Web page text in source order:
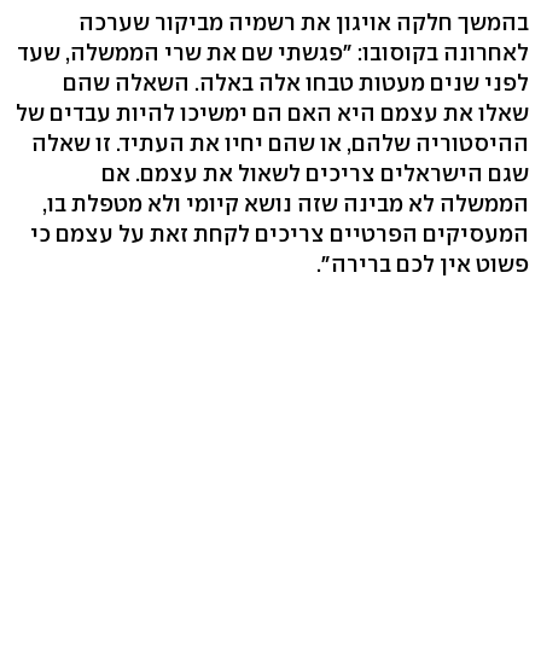
בהמשך חלקה אויגון את רשמיה מביקור שערכה
לאחרונה בקוסובו: "פגשתי שם את שרי הממשלה, שעד
לפני שנים מעטות טבחו אלה באלה. השאלה שהם
שאלו את עצמם היא האם הם ימשיכו להיות עבדים של
ההיסטוריה שלהם, או שהם יחיו את העתיד. זו שאלה
שגם הישראלים צריכים לשאול את עצמם. אם
הממשלה לא מבינה שזה נושא קיומי ולא מטפלת בו,
המעסיקים הפרטיים צריכים לקחת זאת על עצמם כי
פשוט אין לכם ברירה".